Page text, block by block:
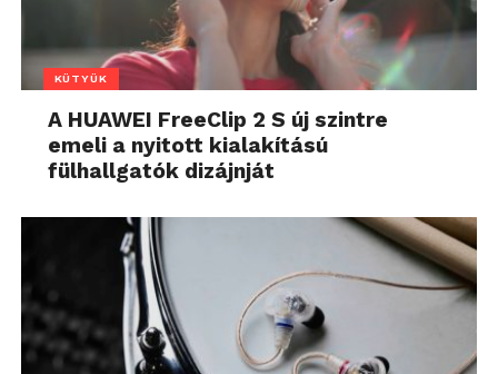
KÜTYÜK
A HUAWEI FreeClip 2 S új szintre
emeli a nyitott kialakítású
fülhallgatók dizájnját